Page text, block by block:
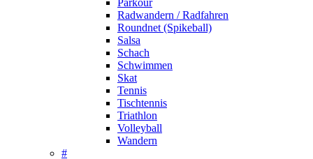
Parkour
Radwandern / Radfahren
Roundnet (Spikeball)
Salsa
Schach
Schwimmen
Skat
Tennis
Tischtennis
Triathlon
Volleyball
Wandern
#